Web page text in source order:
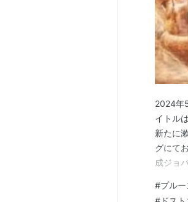
2024年
イトル
新たに
グにて
成ジョ
社 是非
#プルー